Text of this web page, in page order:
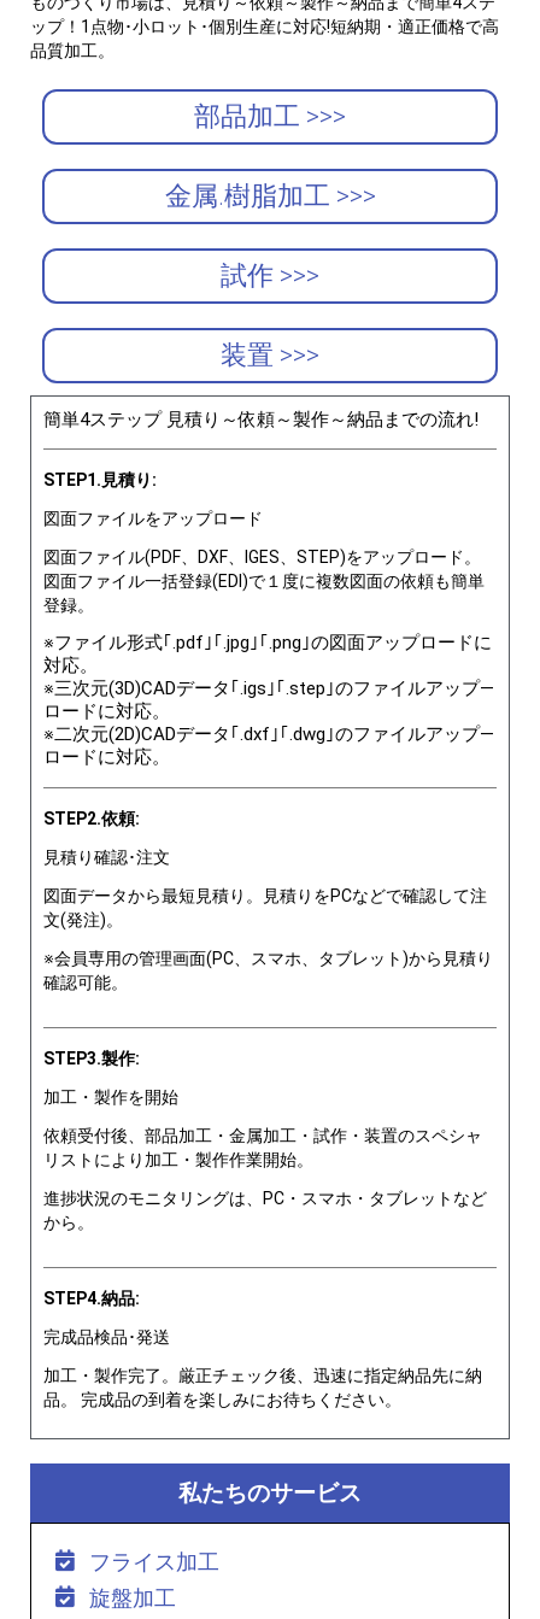
ップ！1点物･小ロット･個別生産に対応!短納期・適正価格で高
品質加工。
部品加工 >>>
金属.樹脂加工 >>>
試作 >>>
装置 >>>
簡単4ステップ 見積り～依頼～製作～納品までの流れ!
STEP1.見積り:
図面ファイルをアップロード
図面ファイル(PDF、DXF、IGES、STEP)をアップロード。
図面ファイル一括登録(EDI)で１度に複数図面の依頼も簡単
登録。
※ファイル形式｢.pdf｣｢.jpg｣｢.png｣の図面アップロードに
対応。
※三次元(3D)CADデータ｢.igs｣｢.step｣のファイルアップ―
ロードに対応。
※二次元(2D)CADデータ｢.dxf｣｢.dwg｣のファイルアップ―
ロードに対応。
STEP2.依頼:
見積り確認･注文
図面データから最短見積り。見積りをPCなどで確認して注
文(発注)。
※会員専用の管理画面(PC、スマホ、タブレット)から見積り
確認可能。
STEP3.製作:
加工・製作を開始
依頼受付後、部品加工・金属加工・試作・装置のスペシャ
リストにより加工・製作作業開始。
進捗状況のモニタリングは、PC・スマホ・タブレットなど
から。
STEP4.納品:
完成品検品･発送
加工・製作完了。厳正チェック後、迅速に指定納品先に納
品。 完成品の到着を楽しみにお待ちください。
私たちのサービス
フライス加工
旋盤加工